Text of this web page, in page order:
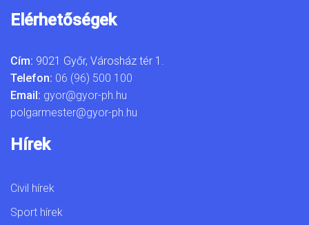
Elérhetőségek
Cím: 9021 Győr, Városház tér 1.
Telefon: 06 (96) 500 100
Email: gyor@gyor-ph.hu
polgarmester@gyor-ph.hu
Hírek
Civil hírek
Sport hírek